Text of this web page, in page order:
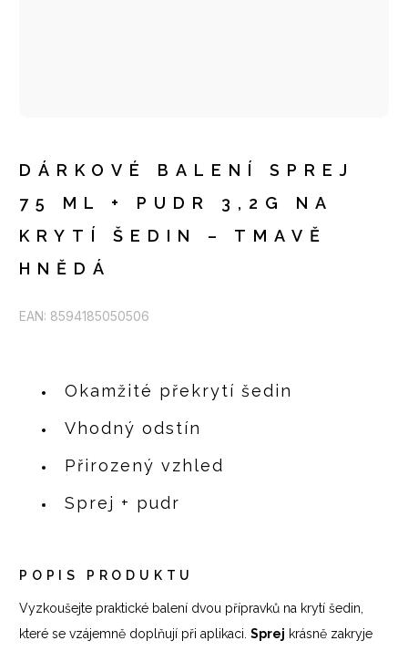
DÁRKOVÉ BALENÍ SPREJ
75 ML + PUDR 3,2G NA
KRYTÍ ŠEDIN – TMAVĚ
HNĚDÁ
EAN: 8594185050506
Okamžité překrytí šedin
Vhodný odstín
Přirozený vzhled
Sprej + pudr
POPIS PRODUKTU
Vyzkoušejte praktické balení dvou přípravků na krytí šedin,
které se vzájemně doplňují při aplikaci. Sprej krásně zakryje